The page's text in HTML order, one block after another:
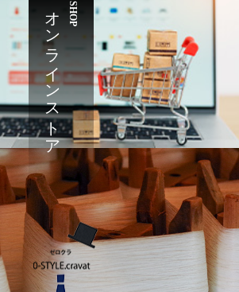
SHOP
オンラインストア